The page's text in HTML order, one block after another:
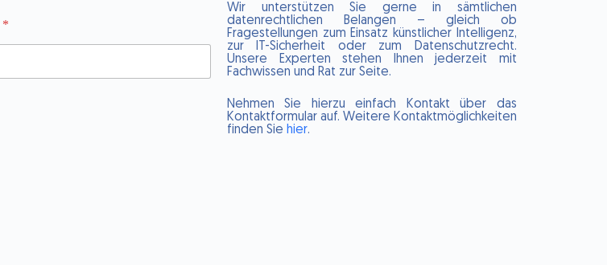
*
Wir unterstützen Sie gerne in sämtlichen
datenrechtlichen Belangen – gleich ob
Fragestellungen zum Einsatz künstlicher Intelligenz,
zur IT-Sicherheit oder zum Datenschutzrecht.
Unsere Experten stehen Ihnen jederzeit mit
Fachwissen und Rat zur Seite.
Nehmen Sie hierzu einfach Kontakt über das
Kontaktformular auf. Weitere Kontaktmöglichkeiten
finden Sie hier.